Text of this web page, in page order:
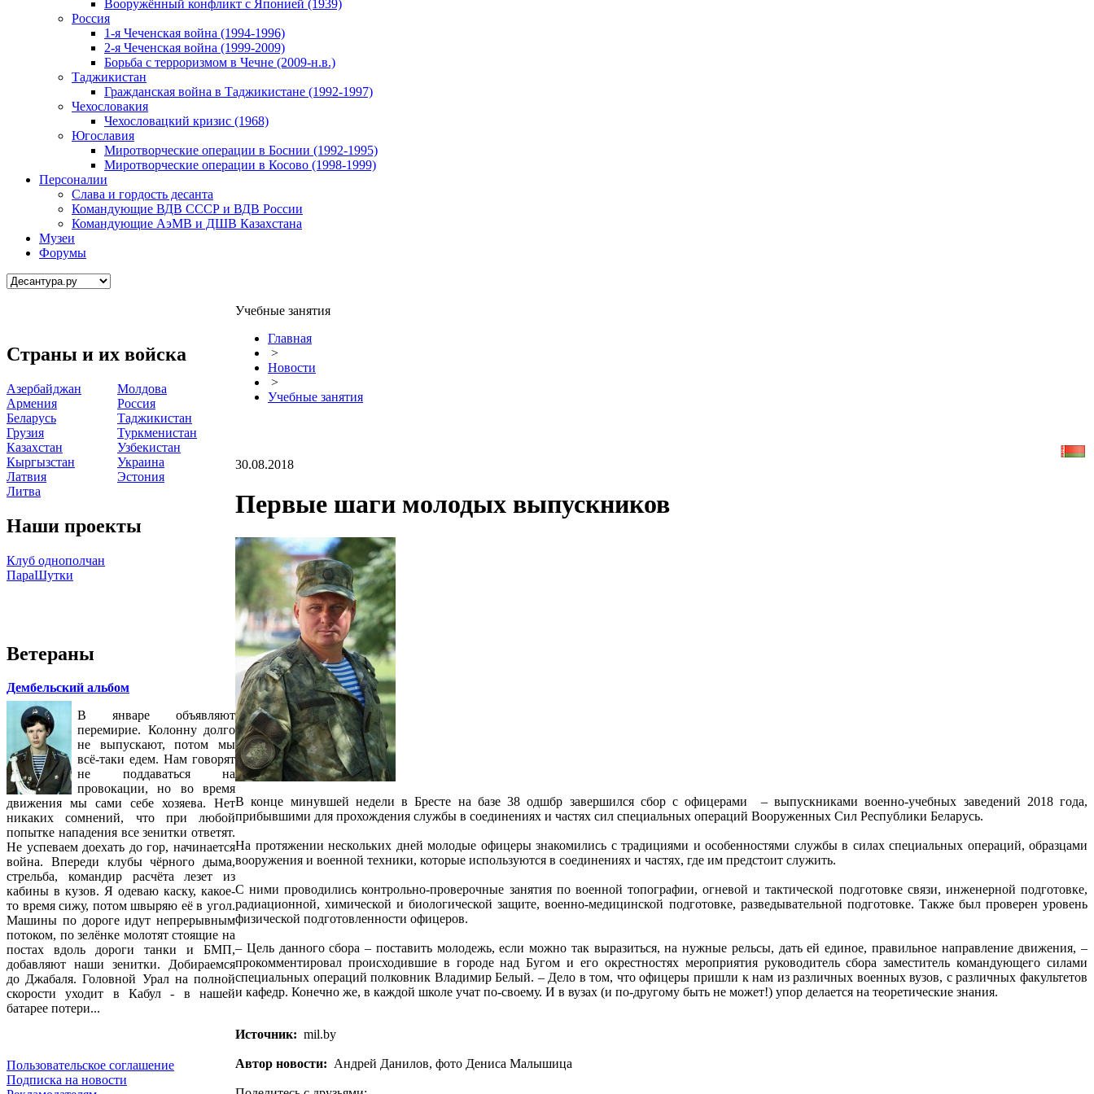
Вооружённый конфликт с Японией (1939)
Россия
1-я Чеченская война (1994-1996)
2-я Чеченская война (1999-2009)
Борьба с терроризмом в Чечне (2009-н.в.)
Таджикистан
Гражданская война в Таджикистане (1992-1997)
Чехословакия
Чехословацкий кризис (1968)
Югославия
Миротворческие операции в Боснии (1992-1995)
Миротворческие операции в Косово (1998-1999)
Персоналии
Слава и гордость десанта
Командующие ВДВ СССР и ВДВ России
Командующие АэМВ и ДШВ Казахстана
Музеи
Форумы
Страны и их войска
Азербайджан
Армения
Беларусь
Грузия
Казахстан
Кыргызстан
Латвия
Литва
Молдова
Россия
Таджикистан
Туркменистан
Узбекистан
Украина
Эстония
Наши проекты
Клуб однополчан
ПараШутки
Ветераны
Дембельский альбом
В январе объявляют
перемирие. Колонну долго
не выпускают, потом мы
всё-таки едем. Нам говорят
не поддаваться на
провокации, но во время
движения мы сами себе хозяева. Нет
никаких сомнений, что при любой
попытке нападения все зенитки ответят.
Не успеваем доехать до гор, начинается
война. Впереди клубы чёрного дыма,
стрельба, командир расчёта лезет из
кабины в кузов. Я одеваю каску, какое-
то время сижу, потом швыряю её в угол.
Машины по дороге идут непрерывным
потоком, по зелёнке молотят стоящие на
постах вдоль дороги танки и БМП,
добавляют наши зенитки. Добираемся
до Джабаля. Головной Урал на полной
скорости уходит в Кабул - в нашей
батарее потери...
Пользовательское соглашение
Подписка на новости
Учебные занятия
Главная
>
Новости
>
Учебные занятия
30.08.2018
Первые шаги молодых выпускников
В конце минувшей недели в Бресте на базе 38 одшбр завершился сбор с офицерами – выпускниками военно-учебных заведений 2018 года,
прибывшими для прохождения службы в соединениях и частях сил специальных операций Вооруженных Сил Республики Беларусь.
На протяжении нескольких дней молодые офицеры знакомились с традициями и особенностями службы в силах специальных операций, образцами
вооружения и военной техники, которые используются в соединениях и частях, где им предстоит служить.
С ними проводились контрольно-проверочные занятия по военной топографии, огневой и тактической подготовке связи, инженерной подготовке,
радиационной, химической и биологической защите, военно-медицинской подготовке, разведывательной подготовке. Также был проверен уровень
физической подготовленности офицеров.
– Цель данного сбора – поставить молодежь, если можно так выразиться, на нужные рельсы, дать ей единое, правильное направление движения, –
прокомментировал происходившие в городе над Бугом и его окрестностях мероприятия руководитель сбора заместитель командующего силами
специальных операций полковник Владимир Белый. – Дело в том, что офицеры пришли к нам из различных военных вузов, с различных факультетов
и кафедр. Конечно же, в каждой школе учат по-своему. И в вузах (и по-другому быть не может!) упор делается на теоретические знания.
Источник: mil.by
Автор новости: Андрей Данилов, фото Дениса Малышица